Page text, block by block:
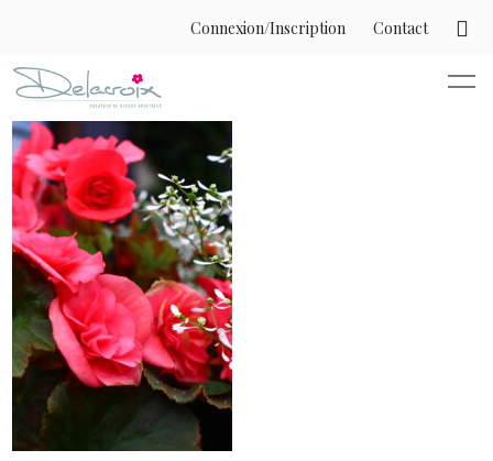
Connexion/Inscription Contact